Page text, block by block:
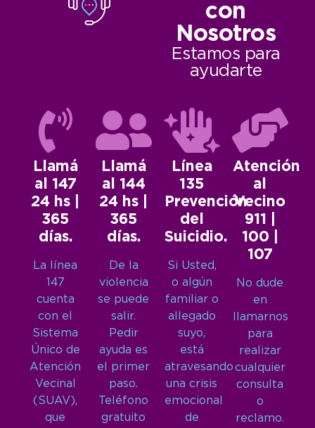
con
Nosotros
Estamos para
ayudarte
Llamá
al 147
24 hs |
365
días.
La línea
147
cuenta
con el
Sistema
Único de
Atención
Vecinal
(SUAV),
que
Llamá
al 144
24 hs |
365
días.
De la
violencia
se puede
salir.
Pedir
ayuda es
el primer
paso.
Teléfono
gratuito
Línea
135
Prevención
del
Suicidio.
Si Usted,
o algún
familiar o
allegado
suyo,
está
atravesando
una crisis
emocional
de
Atención
al
Vecino
911 |
100 |
107
No dude
en
llamarnos
para
realizar
cualquier
consulta
o
reclamo.